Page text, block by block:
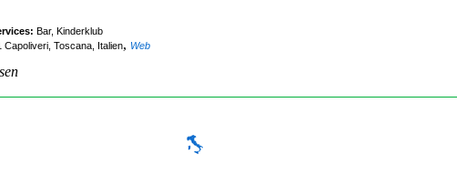
Bar, Kinderklub
Capoliveri, Toscana, Italien, Web